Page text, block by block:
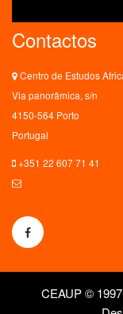
Contactos
Centro de Estudos
Via panorâmica, s/n
4150-564 Porto
Portugal
+351 22 607 71 41
CEAUP ©